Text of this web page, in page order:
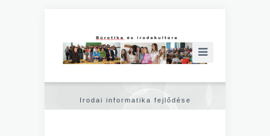
Irodai informatika fejlődése